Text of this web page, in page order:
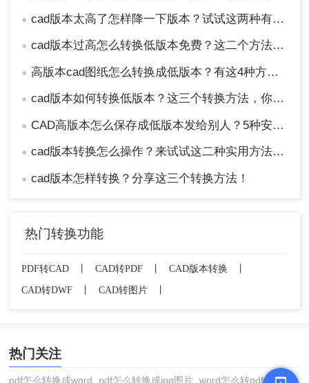
● cad版本太高了怎样降一下版本？试试这两种有效的方法！
● cad版本过高怎么转换低版本免费？这二个方法了解一下！
● 高版本cad图纸怎么转换成低版本？有这4种方法可以快速转换！
● cad版本如何转换低版本？这三个转换方法，你一定要学会！
● CAD高版本怎么保存成低版本发给别人？5种安全有效方法实测！
● cad版本转换怎么操作？来试试这二种实用方法吧！
● cad版本怎样转换？分享这三个转换方法！
热门转换功能
PDF转CAD CAD转PDF CAD版本转换
CAD转DWF
CAD转图片
热门关注
pdf怎么转换成word pdf怎么转换成jpg图片 word怎么转pdf